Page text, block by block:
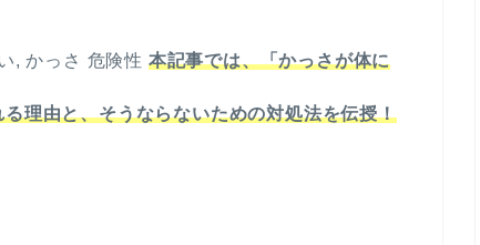
本記事では、「かっさが体に
理由と、そうならないための対処法を伝授！